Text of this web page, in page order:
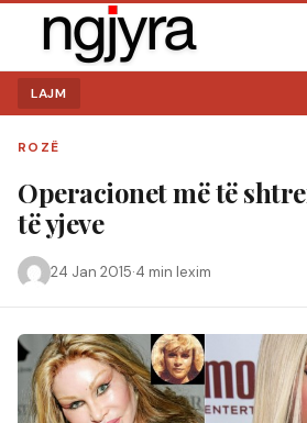
LAJM
ROZË
Operacionet më të
të yjeve
24 Jan 2015·4 min lexim